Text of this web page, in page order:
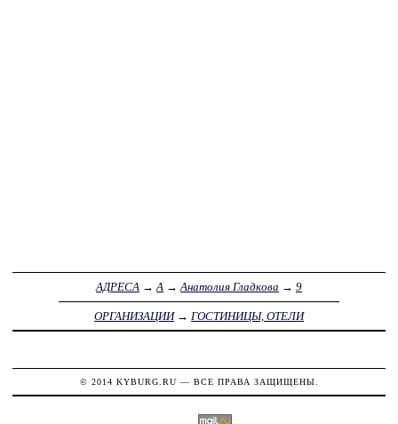
АДРЕСА →А →Анатолия Гладкова → 9
ОРГАНИЗАЦИИ→ ГОСТИНИЦЫ, ОТЕЛИ
© 2014 KYBURG.RU — ВСЕ ПРАВА ЗАЩИЩЕНЫ.